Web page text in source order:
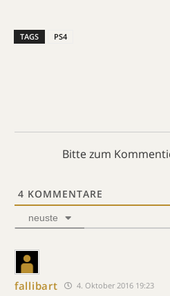
TAGS PS4
Bitte zum
4 KOMMENTARE
neuste
fallibart 4. Oktober 2016 19:23